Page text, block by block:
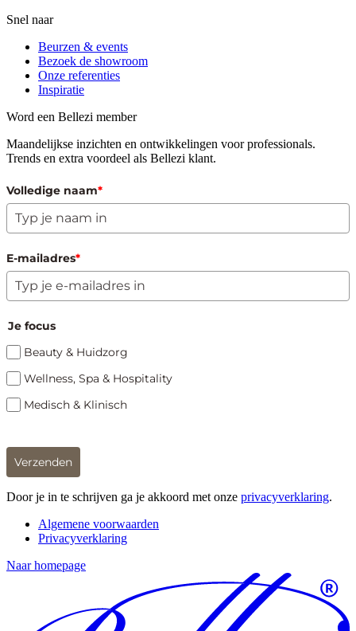
Snel naar
Beurzen & events
Bezoek de showroom
Onze referenties
Inspiratie
Word een Bellezi member
Maandelijkse inzichten en ontwikkelingen voor professionals.
Trends en extra voordeel als Bellezi klant.
Volledige naam*
E-mailadres*
Je focus
Beauty & Huidzorg
Wellness, Spa & Hospitality
Medisch & Klinisch
Verzenden
Door je in te schrijven ga je akkoord met onze privacyverklaring.
Algemene voorwaarden
Privacyverklaring
Naar homepage